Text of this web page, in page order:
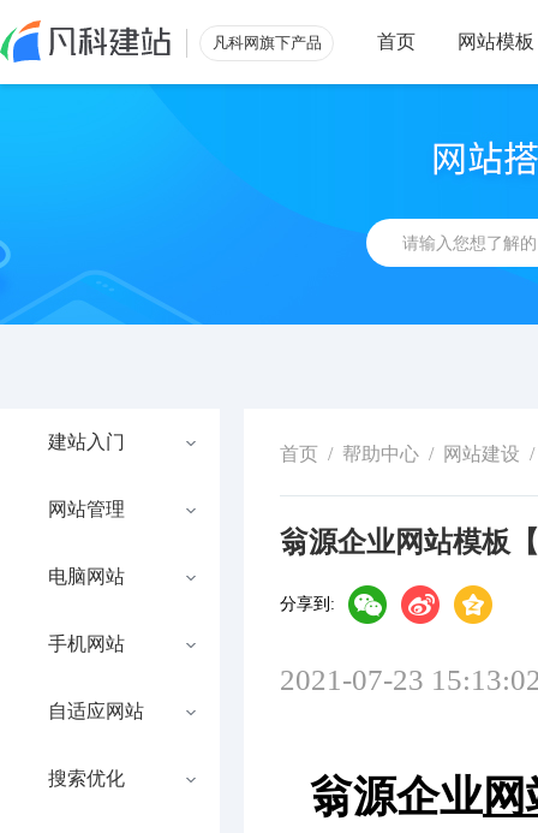
凡科网旗下产品 首页 网站模板
建站入门
网站管理
电脑网站
手机网站
自适应网站
搜索优化
首页 / 帮助中心 / 网站建设 /
翁源企业网站模板
分享到:
2021-07-23
翁源企业